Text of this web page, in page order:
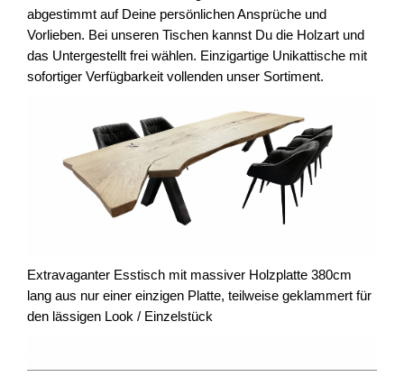
abgestimmt auf Deine persönlichen Ansprüche und
Vorlieben. Bei unseren Tischen kannst Du die Holzart und
das Untergestellt frei wählen. Einzigartige Unikattische mit
sofortiger Verfügbarkeit vollenden unser Sortiment.
Extravaganter Esstisch mit massiver Holzplatte 380cm
lang aus nur einer einzigen Platte, teilweise geklammert für
den lässigen Look / Einzelstück